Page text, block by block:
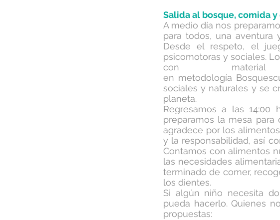
Salida al bosque, comida y
A medio día nos
para todos, una aventura
Desde el respeto, el
psicomotoras y sociales.
con
en metodología
sociales y naturales y se
planeta.
Regresamos a las 14:00
preparamos la mesa para
agradece por los
y la responsabilidad, así
Contamos con alimentos
las necesidades
terminado de comer,
los dientes.
Si algún niño necesita
pueda hacerlo. Quienes
propuestas: